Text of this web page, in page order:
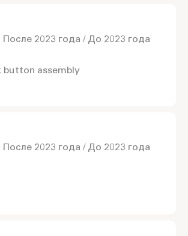
После 2023 года / До 2023 года
button assembly
После 2023 года / До 2023 года